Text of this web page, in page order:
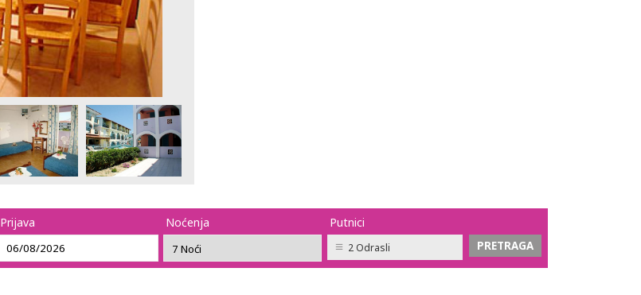
Prijava Noćenja Putnici
2 Odrasli